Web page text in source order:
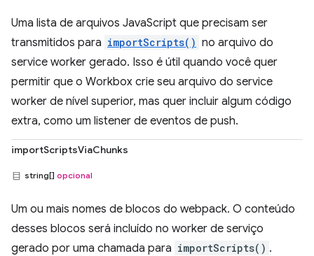
Uma lista de arquivos JavaScript que precisam ser
transmitidos para importScripts() no arquivo do
service worker gerado. Isso é útil quando você quer
permitir que o Workbox crie seu arquivo do service
worker de nível superior, mas quer incluir algum código
extra, como um listener de eventos de push.
importScriptsViaChunks
string[] opcional
Um ou mais nomes de blocos do webpack. O conteúdo
desses blocos será incluído no worker de serviço
gerado por uma chamada para importScripts() .